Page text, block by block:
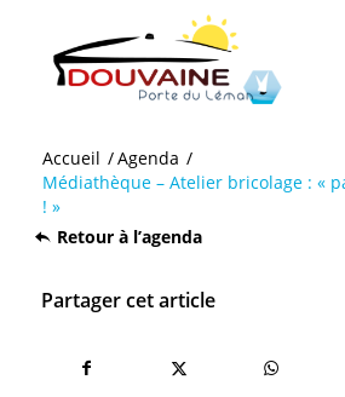
Accueil /Agenda /
Médiathèque – Atelier bricolage : «
! »
Retour à l’agenda
Partager cet article